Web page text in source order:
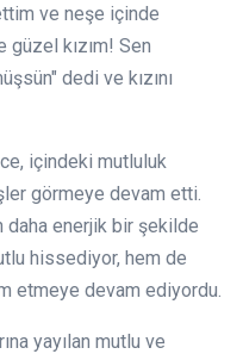
ve neşe içinde
kızım! Sen
dedi ve kızını
içindeki mutluluk
görmeye devam etti.
daha enerjik bir şekilde
hissediyor, hem de
etmeye devam ediyordu.
yayılan mutlu ve